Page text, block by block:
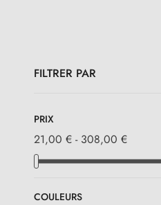
FILTRER PAR
PRIX
21,00 € - 308,00 €
COULEURS